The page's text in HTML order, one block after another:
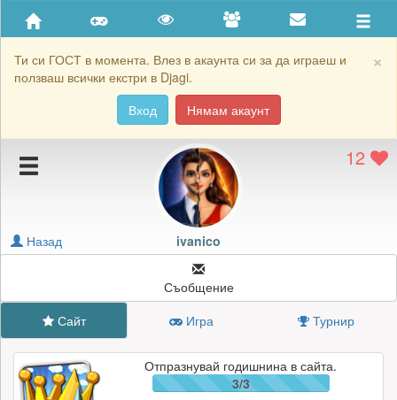
×
Ти си ГОСТ в момента. Влез в акаунта си за да играеш и
ползваш всички екстри в Djagi.
Вход
Нямам акаунт
Приятели
Хронология на игри
Подаръците на ivanico
Картичките на ivanico
Блокирай ivanico
12
ivanico
Назад
Съобщение
Сайт
Игра Турнир
Отпразнувай годишнина в сайта.
3/3